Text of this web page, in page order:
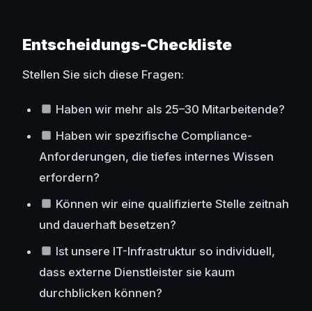
Entscheidungs-Checkliste
Stellen Sie sich diese Fragen:
Haben wir mehr als 25–30 Mitarbeitende?
Haben wir spezifische Compliance-
Anforderungen, die tiefes internes Wissen
erfordern?
Können wir eine qualifizierte Stelle zeitnah
und dauerhaft besetzen?
Ist unsere IT-Infrastruktur so individuell,
dass externe Dienstleister sie kaum
durchblicken können?